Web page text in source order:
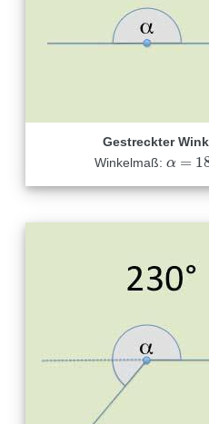
Gestreckter
Winkelmaß: α =
α= 180°